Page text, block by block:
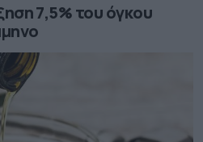
7,5% του όγκου